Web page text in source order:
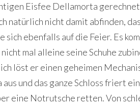
Eisfee Dellamorta
natürlich nicht damit abfinden,
sich ebenfalls auf die Feier. Es
mal alleine seine Schuhe
löst er einen geheimen
und das ganze Schloss friert
eine Notrutsche retten. Von